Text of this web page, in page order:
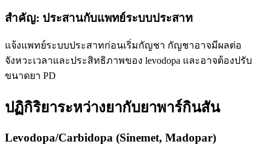
สำคัญ: ประสานกับแพทย์ระบบประสาท
แจ้งแพทย์ระบบประสาทก่อนเริ่มกัญชา กัญชาอาจมีผลต่อ
จังหวะเวลาและประสิทธิภาพของ levodopa และอาจต้องปรับ
ขนาดยา PD
ปฏิกิริยาระหว่างยากับยาพาร์กินสัน
Levodopa/Carbidopa (Sinemet, Madopar)